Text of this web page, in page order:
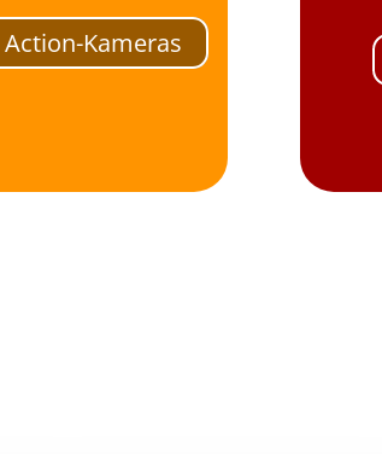
Action-Kameras